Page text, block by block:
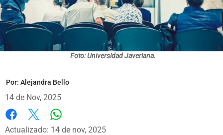
Foto: Universidad Javeriana.
Por: Alejandra Bello
14 de Nov, 2025
Facebook
X
Actualizado: 14 de nov, 2025